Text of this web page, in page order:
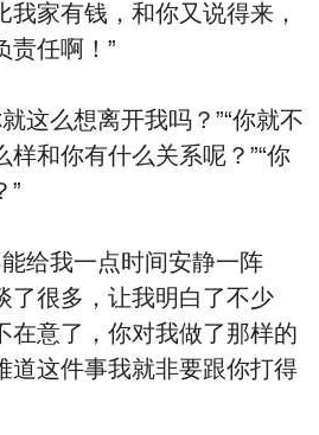
我家有钱，和你又说得来，
责任啊！”
这么想离开我吗？”“你就不
样和你有什么关系呢？”“你
”
给我一点时间安静一阵
了很多，让我明⽩了不少
在意了，你对我做了那样的
道这件事我就非要跟你打得